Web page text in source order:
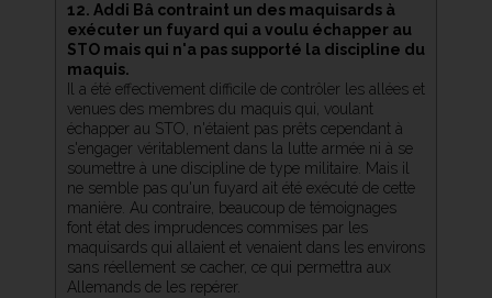
12. Addi Bâ contraint un des maquisards à
exécuter un fuyard qui a voulu échapper au
STO mais qui n'a pas supporté la discipline du
maquis.
Il a été effectivement difficile de contrôler les allées et
venues des membres du maquis qui, voulant
échapper au STO, n'étaient pas prêts cependant à
s'engager véritablement dans la lutte armée ni à se
soumettre à une discipline de type militaire. Mais il
ne semble pas qu'un fuyard ait été exécuté de cette
manière. Au contraire, beaucoup de témoignages
font état des imprudences commises par les
maquisards qui allaient et venaient dans les environs
sans réellement se cacher, ce qui permettra aux
Allemands de les repérer.